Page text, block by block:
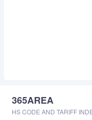
365AREA
HS CODE AND TARIFF